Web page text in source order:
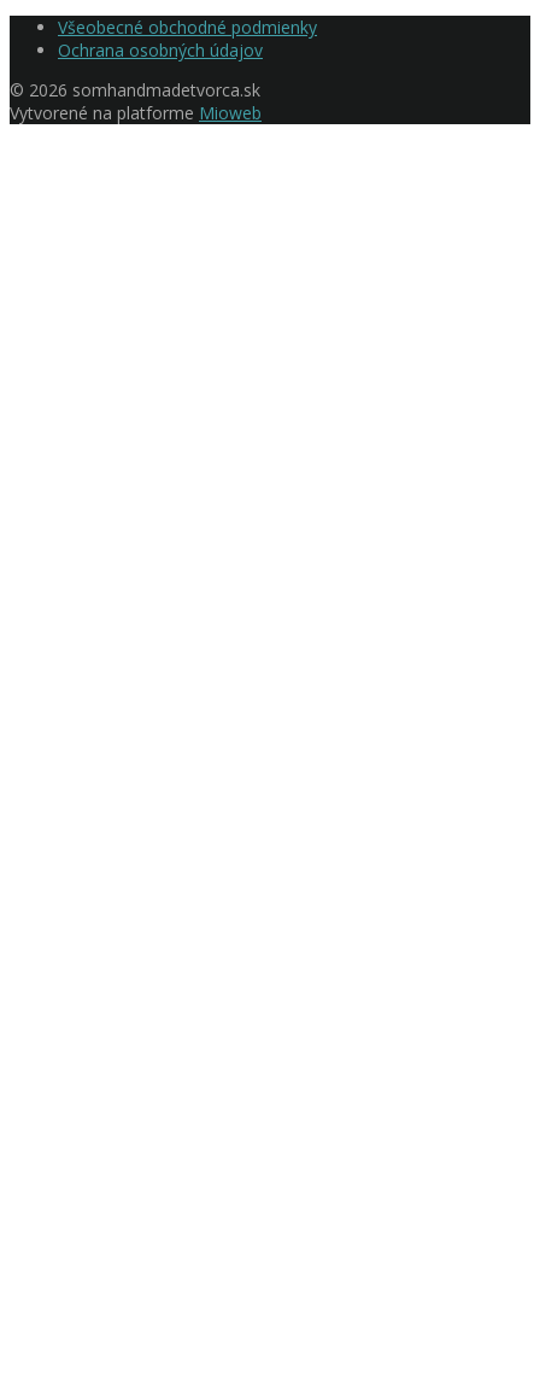
Všeobecné obchodné podmienky
Ochrana osobných údajov
© 2026 somhandmadetvorca.sk
Vytvorené na platforme Mioweb